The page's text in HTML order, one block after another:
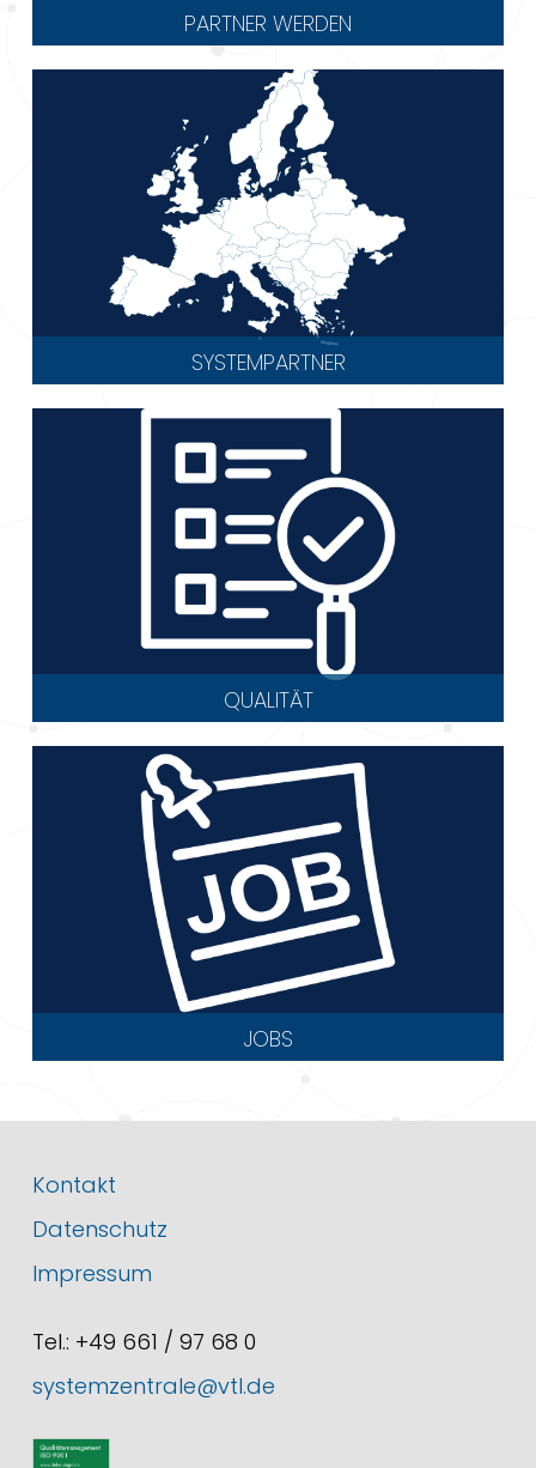
PARTNER WERDEN
SYSTEMPARTNER
QUALITÄT
JOBS
Kontakt
Datenschutz
Impressum
Tel.: +49 661 / 97 68 0
systemzentrale@vtl.de